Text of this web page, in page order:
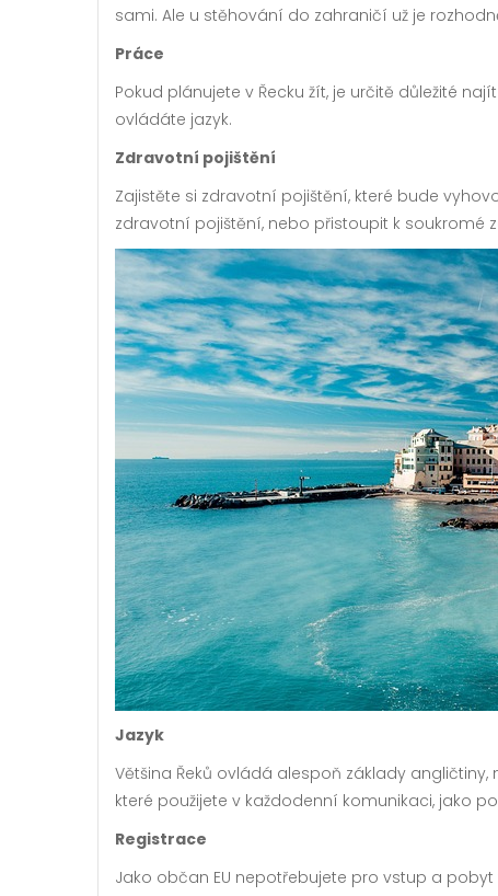
sami. Ale u stěhování do zahraničí už je
Práce
Pokud plánujete v Řecku žít, je určitě důležité
ovládáte jazyk.
Zdravotní pojištění
Zajistěte si zdravotní pojištění, které bude
zdravotní pojištění, nebo přistoupit k soukromé
Jazyk
Většina Řeků ovládá alespoň základy
které použijete v každodenní komunikaci, jako
Registrace
Jako občan EU nepotřebujete pro vstup a